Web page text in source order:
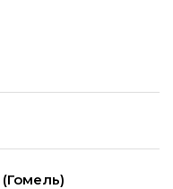
(Гомель)